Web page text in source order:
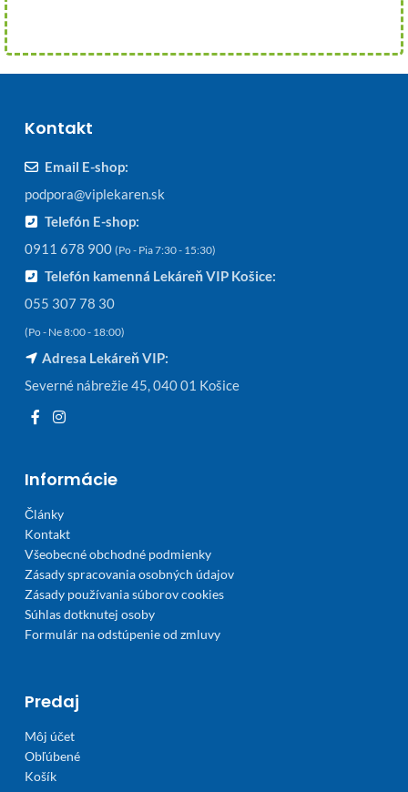
Kontakt
Email E-shop:
podpora@viplekaren.sk
Telefón E-shop:
0911 678 900 (Po - Pia 7:30 - 15:30)
Telefón kamenná Lekáreň VIP Košice:
055 307 78 30
(Po - Ne 8:00 - 18:00)
Adresa Lekáreň VIP:
Severné nábrežie 45, 040 01 Košice
Informácie
Články
Kontakt
Všeobecné obchodné podmienky
Zásady spracovania osobných údajov
Zásady používania súborov cookies
Súhlas dotknutej osoby
Formulár na odstúpenie od zmluvy
Predaj
Môj účet
Obľúbené
Košík